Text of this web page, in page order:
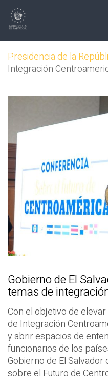
Presidencia de la
Integración
Gobierno de El
temas de
Con el objetivo de
de Integración
y abrir espacios de
funcionarios de los
Gobierno de El
sobre el Futuro de